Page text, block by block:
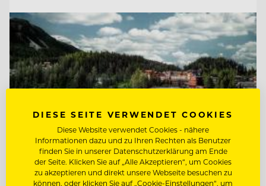
DIESE SEITE VERWENDET COOKIES
Diese Website verwendet Cookies - nähere
Informationen dazu und zu Ihren Rechten als Benutzer
finden Sie in unserer Datenschutzerklärung am Ende
der Seite. Klicken Sie auf „Alle Akzeptieren“, um Cookies
zu akzeptieren und direkt unsere Webseite besuchen zu
können, oder klicken Sie auf „Cookie-Einstellungen“, um